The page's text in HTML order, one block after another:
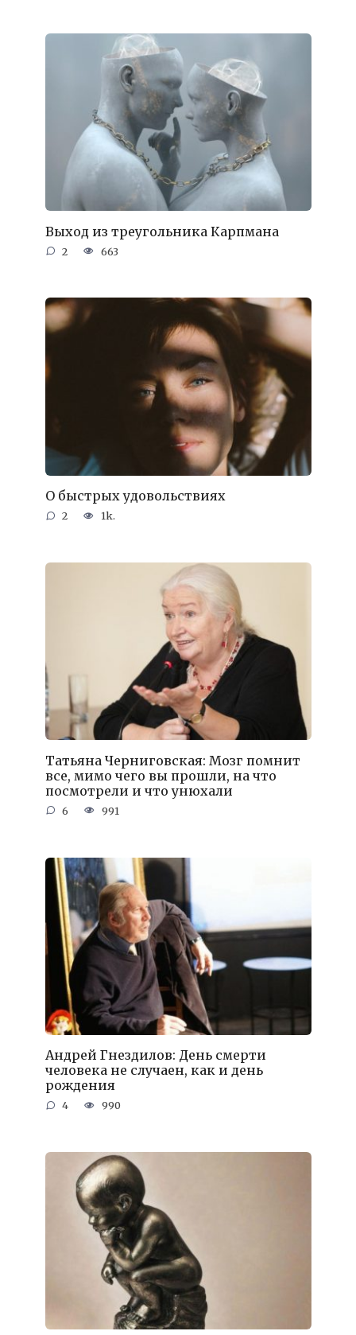
Выход из треугольника Карпмана
2 663
О быстрых удовольствиях
2 1k.
Татьяна Черниговская: Мозг помнит
все, мимо чего вы прошли, на что
посмотрели и что унюхали
6 991
Андрей Гнездилов: День смерти
человека не случаен, как и день
рождения
4 990